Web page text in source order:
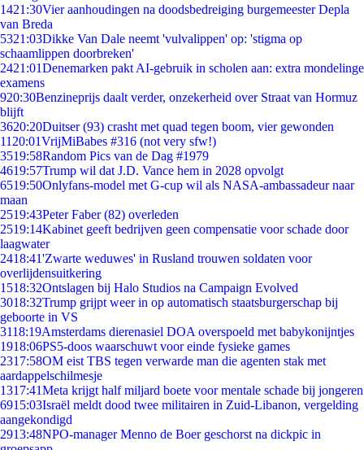
1421:30Vier aanhoudingen na doodsbedreiging burgemeester Depla
van Breda
5321:03Dikke Van Dale neemt 'vulvalippen' op: 'stigma op
schaamlippen doorbreken'
2421:01Denemarken pakt AI-gebruik in scholen aan: extra mondelinge
examens
920:30Benzineprijs daalt verder, onzekerheid over Straat van Hormuz
blijft
3620:20Duitser (93) crasht met quad tegen boom, vier gewonden
11 20:01VrijMiBabes #316 (not very sfw!)
3519:58Random Pics van de Dag #1979
4619:57Trump wil dat J.D. Vance hem in 2028 opvolgt
6519:50Onlyfans-model met G-cup wil als NASA-ambassadeur naar
maan
2519:43Peter Faber (82) overleden
2519:14Kabinet geeft bedrijven geen compensatie voor schade door
laagwater
2418:41'Zwarte weduwes' in Rusland trouwen soldaten voor
overlijdensuitkering
1518:32Ontslagen bij Halo Studios na Campaign Evolved
3018:32Trump grijpt weer in op automatisch staatsburgerschap bij
geboorte in VS
3118:19Amsterdams dierenasiel DOA overspoeld met babykonijntjes
1918:06PS5-doos waarschuwt voor einde fysieke games
2317:58OM eist TBS tegen verwarde man die agenten stak met
aardappelschilmesje
1317:41Meta krijgt half miljard boete voor mentale schade bij jongeren
6915:03Israël meldt dood twee militairen in Zuid-Libanon, vergelding
aangekondigd
2913:48NPO-manager Menno de Boer geschorst na dickpic in